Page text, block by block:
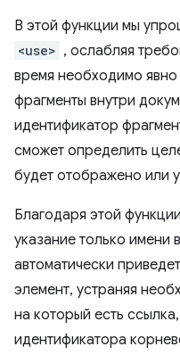
В этой функции мы
<use> , ослабляя
время необходимо явно
фрагменты внутри
идентификатор
сможет определить
будет отображено или
Благодаря этой
указание только имени
автоматически
элемент, устраняя
на который есть
идентификатора